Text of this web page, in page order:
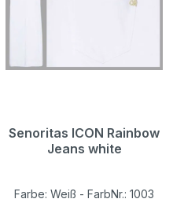
Senoritas ICON Rainbow
Jeans white
Farbe: Weiß - FarbNr.: 1003